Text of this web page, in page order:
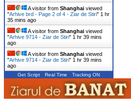
A visitor from Shanghai viewed
"Arhive brd - Page 2 of 4 - Ziar de Stiri" 1 hr
35 mins ago
A visitor from Shanghai viewed
"Arhive 9714 - Ziar de Stiri" 1 hr 40 mins
ago
A visitor from Shanghai viewed
"Arhive 9714 - Ziar de Stiri" 1 hr 40 mins
ago
Get Script Real Time Tracking ON